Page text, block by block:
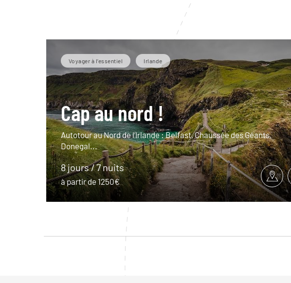
Voyager à l’essentiel Irlande
Cap au nord !
Autotour au Nord de l’Irlande : Belfast, Chaussée des Géants,
Donegal...
8 jours / 7 nuits
à partir de 1250€